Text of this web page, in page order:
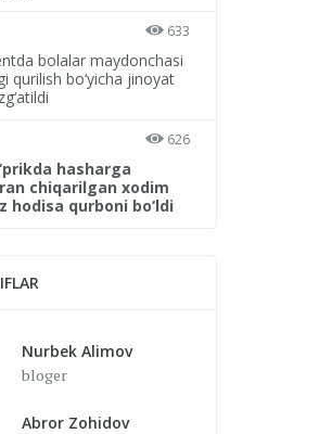
633
bolalar maydonchasi
qurilish bo‘yicha jinoyat
626
hasharga
chiqarilgan xodim
hodisa qurboni bo‘ldi
Nurbek Alimov
bloger
Abror Zohidov